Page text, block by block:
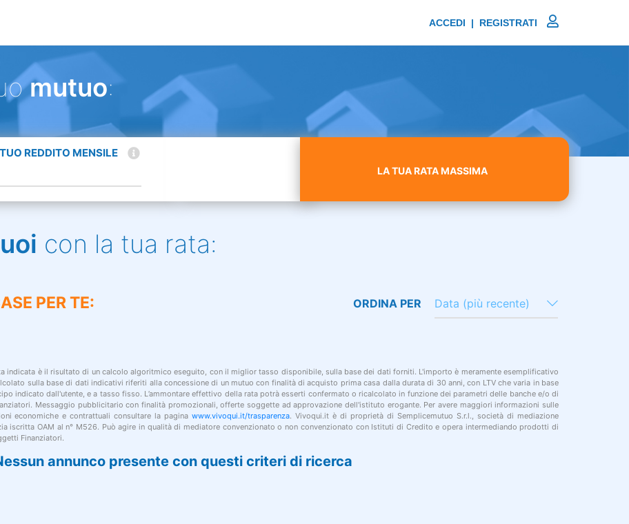
ACCEDI | REGISTRATI
mutuo:
REDDITO MENSILE
LA TUA RATA MASSIMA
con la tua rata:
annunco presente con questi criteri di ricerca
PER TE: ORDINA PER Data (più recente)
indicata è il risultato di un calcolo algoritmico eseguito, con il miglior tasso disponibile, sulla base dei dati forniti. L'importo è meramente esemplificativo
sulla base di dati indicativi riferiti alla concessione di un mutuo con finalità di acquisto prima casa dalla durata di 30 anni, con LTV che varia in base
indicato dall'utente, e a tasso fisso. L’ammontare effettivo della rata potrà esserti confermato o ricalcolato in funzione dei parametri delle banche e/o di
Messaggio pubblicitario con finalità promozionali, offerte soggette ad approvazione dell'istituto erogante. Per avere maggiori informazioni sulle
economiche e contrattuali consultare la paginawww.vivoqui.it/trasparenza. Vivoqui.it è di proprietà di Semplicemutuo S.r.l., società di mediazione
iscritta OAM al n° M526. Può agire in qualità di mediatore convenzionato o non convenzionato con Istituti di Credito e opera intermediando prodotti di
Finanziatori.